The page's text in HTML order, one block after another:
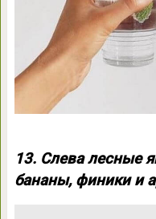
13. Слева лесные
бананы, финики и